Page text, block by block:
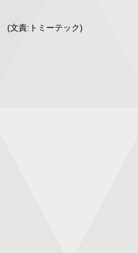
(文責:トミーテック)